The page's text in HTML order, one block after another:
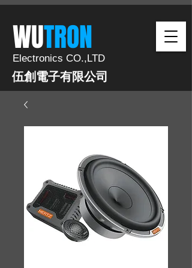
​WUTRON​​
Electronics CO.,LTD
伍創電子有限公司